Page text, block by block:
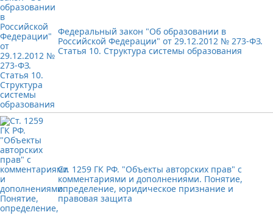
Федеральный закон "Об образовании в
Российской Федерации" от 29.12.2012 № 273-ФЗ.
Статья 10. Структура системы образования
Ст. 1259 ГК РФ. "Объекты авторских прав" с
комментариями и дополнениями. Понятие,
определение, юридическое признание и
правовая защита